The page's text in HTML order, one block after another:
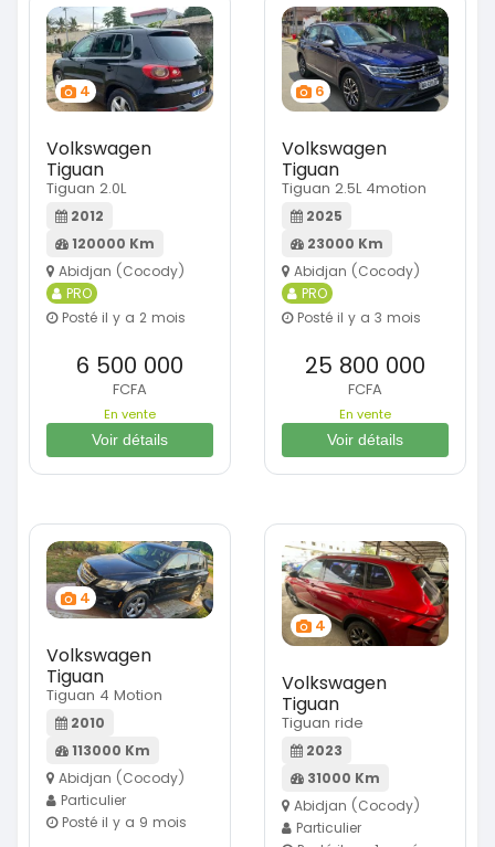
4
Volkswagen
Tiguan
Tiguan 2.0L
2012
120000 Km
Abidjan (Cocody)
PRO
Posté il y a 2 mois
6 500 000
FCFA
En vente
Voir détails
6
Volkswagen
Tiguan
Tiguan 2.5L 4motion
2025
23000 Km
Abidjan (Cocody)
PRO
Posté il y a 3 mois
25 800 000
FCFA
En vente
Voir détails
4
Volkswagen
Tiguan
Tiguan 4 Motion
2010
113000 Km
Abidjan (Cocody)
Particulier
Posté il y a 9 mois
4
Volkswagen
Tiguan
Tiguan ride
2023
31000 Km
Abidjan (Cocody)
Particulier